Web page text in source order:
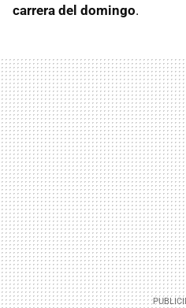
carrera del domingo.